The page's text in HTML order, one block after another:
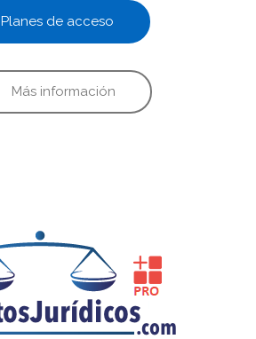
Planes de acceso
Más información